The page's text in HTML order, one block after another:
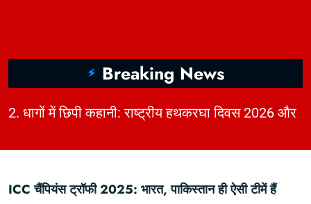
Breaking News
| 2. धागों में छिपी कहानी: राष्ट्रीय हथकरघा दिवस 2026 और भारत की बुनाई विरासत | KhabarForYou
ICC चैंपियंस ट्रॉफी 2025: भारत, पाकिस्तान ही ऐसी टीमें हैं